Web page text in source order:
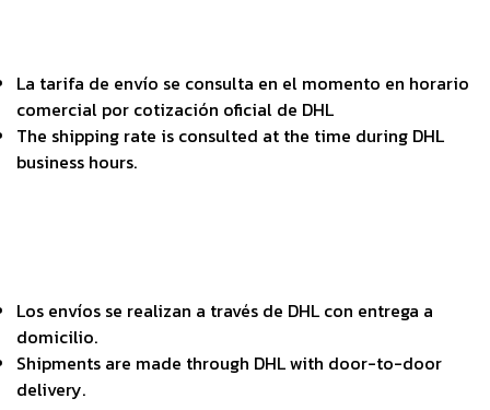
La tarifa de envío se consulta en el momento en horario
comercial por cotización oficial de DHL
The shipping rate is consulted at the time during DHL
business hours.
Los envíos se realizan a través de DHL con entrega a
domicilio.
Shipments are made through DHL with door-to-door
delivery.